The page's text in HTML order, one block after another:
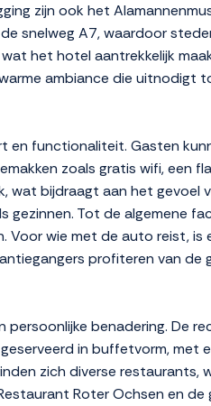
zijn ook het
snelweg A7, waardoor
het hotel aantrekkelijk
ambiance die uitnodigt
en functionaliteit. Gasten
zoals gratis wifi, een
wat bijdraagt aan het gevoel
gezinnen. Tot de algemene
wie met de auto reist, is
profiteren van
benadering. De
in buffetvorm, met
zich diverse restaurants,
Roter Ochsen en